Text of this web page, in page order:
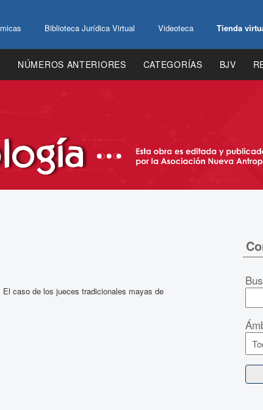
Biblioteca Jurídica Virtual Videoteca Tienda
NÚMEROS ANTERIORES CATEGORÍAS BJV
caso de los jueces tradicionales mayas de